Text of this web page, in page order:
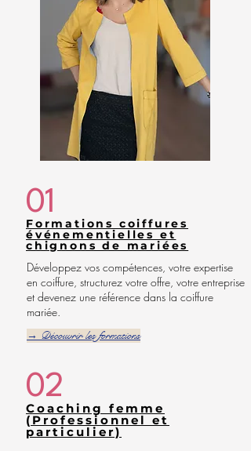
01
Formations coiffures
événementielles et
chignons de mariées
Développez vos compétences, votre expertise
en coiffure, structurez votre offre, votre entreprise
et devenez une référence dans la coiffure
mariée.
→ Découvrir les formations
02
Coaching femme
(Professionnel et
particulier)